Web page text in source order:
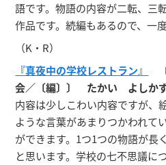
語です。物語の内容が二転、三
作品です。続編もあるので、一
（K・R）
『真夜中の学校レストラン』
会／〔編〕〕 たかい よし
内容は少しこわい内容ですが、
ような言葉があまりつかわれて
ができます。1つ1つの物語が長
と思います。学校の七不思議に